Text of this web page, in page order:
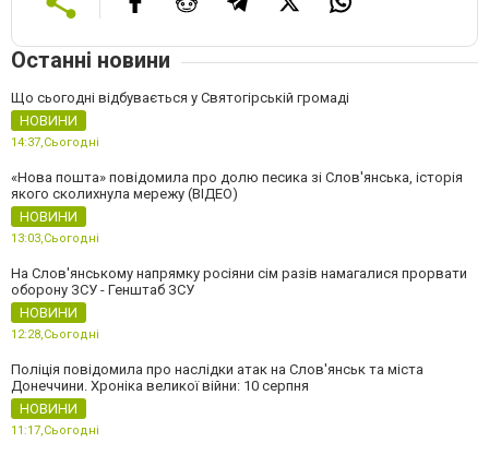
Останні новини
Що сьогодні відбувається у Святогірській громаді
НОВИНИ
14:37,Сьогодні
«Нова пошта» повідомила про долю песика зі Слов'янська, історія
якого сколихнула мережу (ВІДЕО)
НОВИНИ
13:03,Сьогодні
На Слов'янському напрямку росіяни сім разів намагалися прорвати
оборону ЗСУ - Генштаб ЗСУ
НОВИНИ
12:28,Сьогодні
Поліція повідомила про наслідки атак на Слов'янськ та міста
Донеччини. Хроніка великої війни: 10 серпня
НОВИНИ
11:17,Сьогодні